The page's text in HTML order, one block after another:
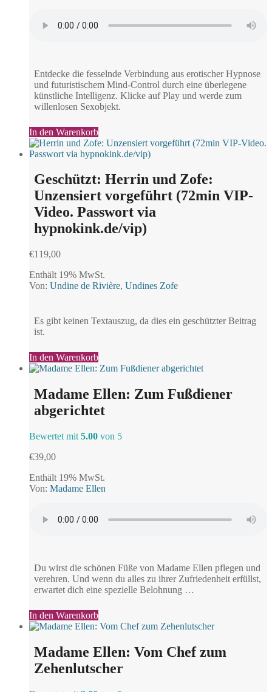
Entdecke die fesselnde Verbindung aus erotischer Hypnose
und futuristischem Mind-Control durch eine überlegene
künstliche Intelligenz. Klicke auf Play und werde zum
willenlosen Sexobjekt.
In den Warenkorb
Geschützt: Herrin und Zofe:
Unzensiert vorgeführt (72min VIP-
Video. Passwort via
hypnokink.de/vip)
€119,00
Enthält 19% MwSt.
Von: Undine de Rivière, Undines Zofe
Es gibt keinen Textauszug, da dies ein geschützter Beitrag
ist.
In den Warenkorb
Madame Ellen: Zum Fußdiener
abgerichtet
Bewertet mit 5.00 von 5
€39,00
Enthält 19% MwSt.
Von: Madame Ellen
Du wirst die schönen Füße von Madame Ellen pflegen und
verehren. Und wenn du alles zu ihrer Zufriedenheit erfüllst,
erwartet dich eine spezielle Belohnung …
In den Warenkorb
Madame Ellen: Vom Chef zum
Zehenlutscher